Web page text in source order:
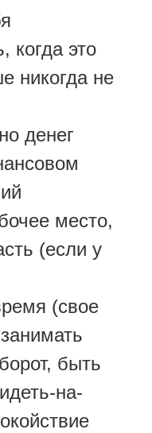
когда это
никогда не
денег
место,
(если у
(свое
быть
на-